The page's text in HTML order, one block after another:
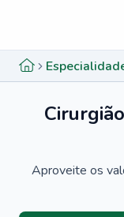
Aproveite os